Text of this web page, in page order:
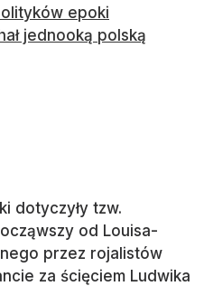
epoki
jednooką polską
dotyczyły tzw.
od Louisa-
przez rojalistów
za ścięciem Ludwika